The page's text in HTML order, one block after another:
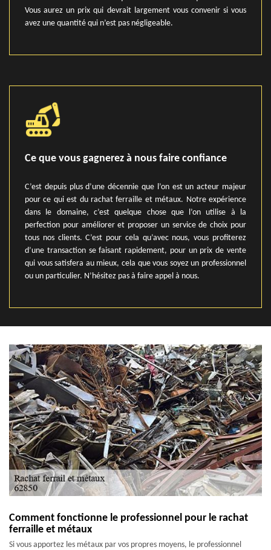
Vous aurez un prix qui devrait largement vous convenir si vous
avez une quantité qui n’est pas négligeable.
Ce que vous gagnerez à nous faire confiance
C’est depuis plus d’une décennie que l’on est un acteur majeur
pour ce qui est du rachat ferraille et métaux. Notre expérience
dans le domaine, c’est quelque chose que l’on utilise à la
perfection pour améliorer et proposer un service de choix pour
tous nos clients. C’est pour cela qu’avec nous, vous profiterez
d’une transaction se faisant rapidement, pour un prix de vente
qui vous satisfera au mieux, cela que vous soyez un professionnel
ou un particulier. N’hésitez pas à faire appel à nous.
Comment fonctionne le professionnel pour le rachat
ferraille et métaux
Si vous apportez les métaux par vos propres moyens, le professionnel